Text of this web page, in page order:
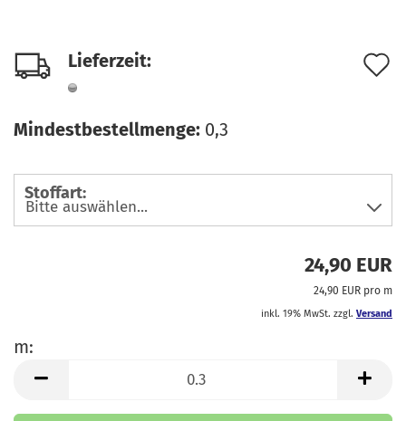
Lieferzeit:
Mindestbestellmenge: 0,3
Stoffart:
24,90 EUR
24,90 EUR pro m
inkl. 19% MwSt. zzgl. Versand
m: